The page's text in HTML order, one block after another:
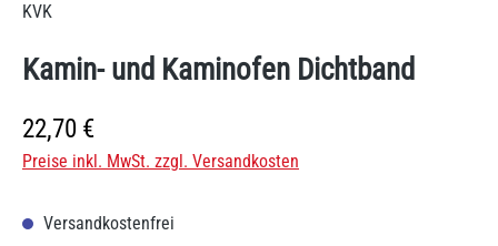
KVK
Kamin- und Kaminofen Dichtband
Regulärer Preis:
22,70 €
Preise inkl. MwSt. zzgl. Versandkosten
Versandkostenfrei